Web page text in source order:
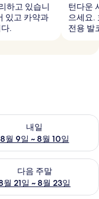
하고 있습니
있고 카약과
.
턴다운
으세요.
전용 발
9일
내일
8월 9일 ~ 8월 10일
가능 여부 확인, 8월
월 16일
다음 주말
월 21일 ~ 8월 23일
예약 가능 여부 확인